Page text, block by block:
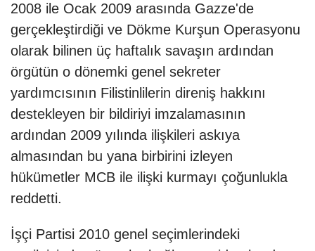
2008 ile Ocak 2009 arasında Gazze'de
gerçekleştirdiği ve Dökme Kurşun Operasyonu
olarak bilinen üç haftalık savaşın ardından
örgütün o dönemki genel sekreter
yardımcısının Filistinlilerin direniş hakkını
destekleyen bir bildiriyi imzalamasının
ardından 2009 yılında ilişkileri askıya
almasından bu yana birbirini izleyen
hükümetler MCB ile ilişki kurmayı çoğunlukla
reddetti.
İşçi Partisi 2010 genel seçimlerindeki